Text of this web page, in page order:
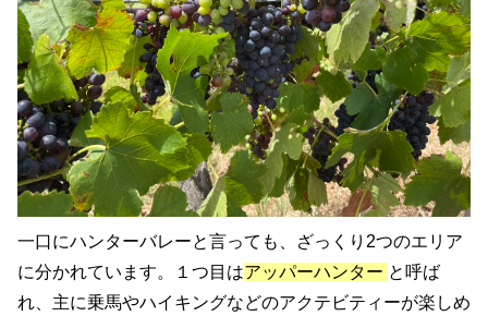
一口にハンターバレーと言っても、ざっくり2つのエリア
に分かれています。１つ目はアッパーハンター と呼ば
れ、主に乗馬やハイキングなどのアクテビティーが楽しめ